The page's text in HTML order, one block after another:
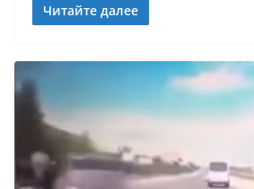
Читайте далее